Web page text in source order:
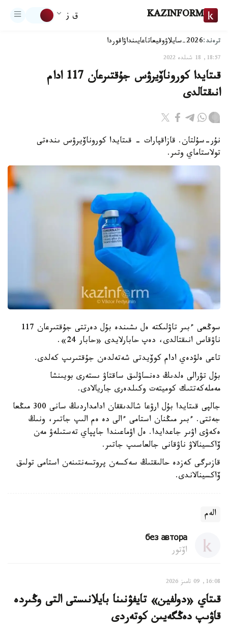
KAZINFORM ق ز
ترەند:2026-سايلاۋ وقيعاتاعايىنداۋاقوردا
18:57, 18 شىلدە 2022
قىتايدا كوروناۆيرۋس جۇقتىرعان 117 ادام
انىقتالدى
نۇر-سۇلتان. قازاقپارات - قىتايدا كوروناۆيرۋس ىندەتى
تولاستاماي وتىر.
سوڭعى ءبىر تاۋلىكتە ەل ىشىندە بۇل دەرتتى جۇقتىرعان 117
ناۋقاس انىقتالدى، دەپ حابارلايدى «حابار 24».
تاعى ەلۋدەي ادام كوۆيدتى شەتەلدەن جۇقتىرىپ كەلدى.
بۇل تۋرالى ەلدىڭ دەنساۋلىق ساقتاۋ ىستەرى بويىنشا
مەملەكەتتىك كوميتەت وكىلدەرى جاريالادى.
جالپى قىتايدا بۇل ارۋعا شالدىققان ادامداردىڭ سانى 300 مىڭعا
جەتتى. ءبىر مىڭنان استامى ءالى دە ەم الىپ جاتىر، ونىڭ
ەكەۋى اۋىر جاعدايدا. ەل اۋماعىندا جاپپاي تەستىلەۋ مەن
ۆاكسينالاۋ ناۋقانى جالعاسىپ جاتىر.
قازىرگى كەزدە حالىقتىڭ سەكسەن پروتسەنتىنەن استامى تولىق
ۆاكسينالاندى.
الەم
без автора
اۆتور
16:08, 09 تامىز 2026
قىتاي «دولفين» تايفۋنىنا بايلانىستى التى وڭىردە
قاۋىپ دەڭگەيىن كوتەردى